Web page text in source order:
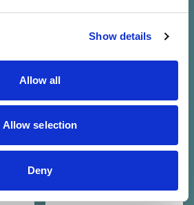
Show details
Allow all
Allow selection
Deny
Bagossy Brothers
Company
07.25. Szo 23:00 - 00:30 (90
Perc)
Jegyvásárlás
Carson Coma